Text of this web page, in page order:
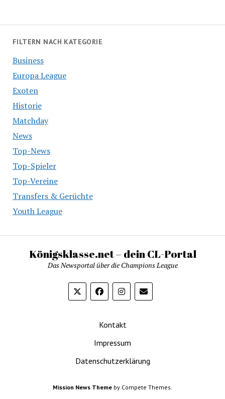
FILTERN NACH KATEGORIE
Business
Europa League
Exoten
Historie
Matchday
News
Top-News
Top-Spieler
Top-Vereine
Transfers & Gerüchte
Youth League
Königsklasse.net – dein CL-Portal
Das Newsportal über die Champions League
Kontakt
Impressum
Datenschutzerklärung
Mission News Theme by Compete Themes.